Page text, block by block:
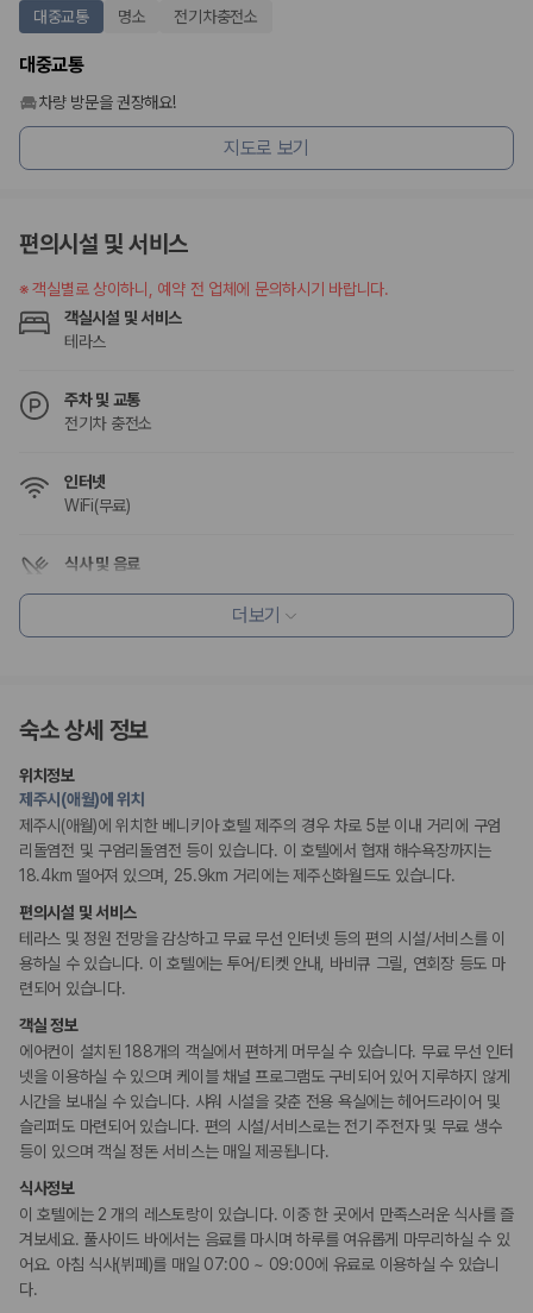
경차·소형차
혼자 또는 2인 여행에 적합하며 제주 렌트카 최저가를 찾는 사용자
가 가장 먼저 비교하는 차종입니다.
준중형·중형차
커플·친구 여행에서 많이 선택되며 가격과 승차감의 균형이 좋은 차
종입니다.
가족 여행, 짐이 많은 여행, 장거리 이동에 적합하며 보험 조건과 차
단체 여행이나 4인 이상 가족 여행에 적합하며 인원수, 짐 공간, 보
험 조건을 함께 확인해야 합니다.
제주렌트카 보험까지 비교해야 진짜 가격비교입
동일한 차량이라도 보험 조건에 따라 실제 부담 금액이 달라질 수 있습니
다. 카모아는 제주 렌트카 가격뿐 아니라 일반자차, 완전자차, 슈퍼자차 조
일반자차:
완전자차:보상 한도 내에서 면책금 부담이 줄어드는 보험 조건입니
슈퍼자차:더 높은 보장 조건을 원하는 사용자에게 적합합니다.
2000만 고객이 선택한 렌트카 가격비교 플랫폼
누적 이용 고객수
20,871,562
사용자 리뷰
175,206건
예약 가능 차량
67,123대
전국 렌트카 지점
1,829개
제주렌트카 가격비교 자주 묻는 질문
Q. 제주렌트카 가격비교는 카모아에서 어떻게 하나요?
보험 조건, 예약 가능 차량을 한 번에 비교할 수 있습니다.
Q. 제주 렌트카 최저가는 무엇을 기준으로 비교해야 하나요?
Q. 제주공항 근처 렌트카도 비교할 수 있나요?
Q. 제주 렌트카 가격비교 시 보험도 함께 비교할 수 있나요?
Q. 가족 여행에는 어떤 제주 렌트카를 비교해야 하나요?
제주렌트카 가격비교 주요 링크
제주도 렌트카 실시간 최저가 가격비교
제주 렌트카 예약
국내 렌트카 가격비교
대중교통 명소 전기차충전소
대중교통
차량 방문을 권장해요!
지도로 보기
편의시설 및 서비스
※객실별로 상이하니, 예약 전 업체에 문의하시기 바랍니다.
객실시설 및 서비스
테라스
주차 및 교통
전기차 충전소
인터넷
WiFi(무료)
식사 및 음료
테라스
ATM/은행업무
엘리베이터
정원
리셉션 서비스
간편 체크인/체크아웃
짐 보관 서비스
키즈
어린이 수영장
비즈니스
컨퍼런스 센터
회의공간
연회장
흡연 시설
더보기
숙소 상세 정보
위치정보
제주시(애월)에 위치
제주시(애월)에 위치한 베니키아 호텔 제주의 경우 차로 5분 이내 거리에 구엄
리돌염전 및 구엄리돌염전 등이 있습니다. 이 호텔에서 협재 해수욕장까지는
18.4km 떨어져 있으며, 25.9km 거리에는 제주신화월드도 있습니다.
편의시설 및 서비스
테라스 및 정원 전망을 감상하고 무료 무선 인터넷 등의 편의 시설/서비스를 이
용하실 수 있습니다. 이 호텔에는 투어/티켓 안내, 바비큐 그릴, 연회장 등도 마
련되어 있습니다.
객실 정보
에어컨이 설치된 188개의 객실에서 편하게 머무실 수 있습니다. 무료 무선 인터
넷을 이용하실 수 있으며 케이블 채널 프로그램도 구비되어 있어 지루하지 않게
시간을 보내실 수 있습니다. 샤워 시설을 갖춘 전용 욕실에는 헤어드라이어 및
슬리퍼도 마련되어 있습니다. 편의 시설/서비스로는 전기 주전자 및 무료 생수
등이 있으며 객실 정돈 서비스는 매일 제공됩니다.
식사정보
이 호텔에는 2 개의 레스토랑이 있습니다. 이중 한 곳에서 만족스러운 식사를 즐
겨보세요. 풀사이드 바에서는 음료를 마시며 하루를 여유롭게 마무리하실 수 있
어요. 아침 식사(뷔페)를 매일 07:00 ~ 09:00에 유료로 이용하실 수 있습니
다.